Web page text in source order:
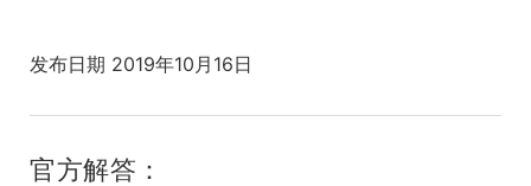
发布日期 2019年10月16日
官方解答：